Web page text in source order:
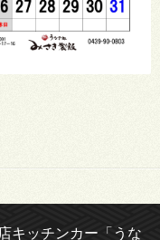
キッチンカー「うな